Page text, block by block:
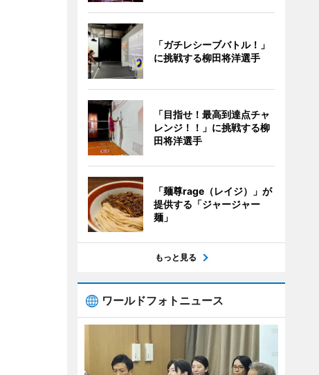
「ガチレシーブバトル！」
に挑戦する柳田将洋選手
「目指せ！最高到達点チャ
レンジ！！」に挑戦する柳
田将洋選手
「麺尊rage（レイジ）」が
提供する「ジャージャー
麺」
もっと見る
ワールドフォトニュース